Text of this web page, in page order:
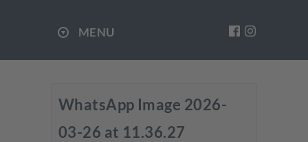
MENU
WhatsApp Image 2026-
03-26 at 11.36.27